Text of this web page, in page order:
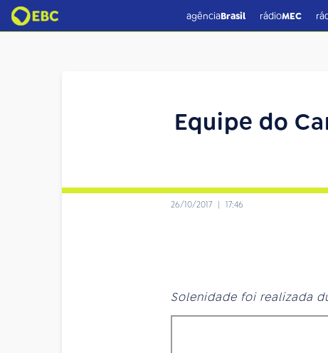
agênciaBrasil rádioMEC
Equipe do
26/10/2017 | 17:46
Solenidade foi realizada